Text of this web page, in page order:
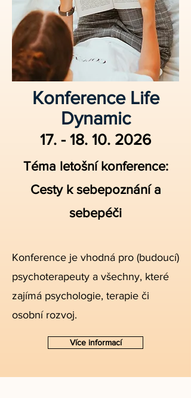
Konference Life
Dynamic
17. - 18. 10. 2026
Téma letošní konference:
Cesty k sebepoznání a
sebepéči
Konference je vhodná pro (budoucí)
psychoterapeuty a všechny, které
zajímá psychologie, terapie či
osobní rozvoj.
Více informací